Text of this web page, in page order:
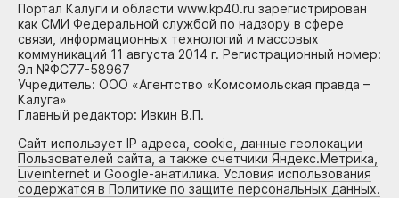
Портал Калуги и области www.kp40.ru зарегистрирован
как СМИ Федеральной службой по надзору в сфере
связи, информационных технологий и массовых
коммуникаций 11 августа 2014 г. Регистрационный номер:
Эл №ФС77-58967
Учредитель: ООО «Агентство «Комсомольская правда –
Калуга»
Главный редактор: Ивкин В.П.
Сайт использует IP адреса, cookie, данные геолокации
Пользователей сайта, а также счетчики Яндекс.Метрика,
Liveinternet и Google-анатилика. Условия использования
содержатся в Политике по защите персональных данных.